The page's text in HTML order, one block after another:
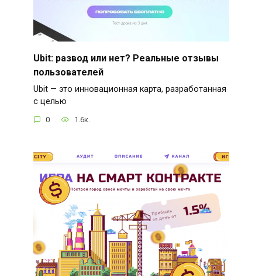
Ubit: развод или нет? Реальные отзывы
пользователей
Ubit — это инновационная карта, разработанная
с целью
0 1.6к.